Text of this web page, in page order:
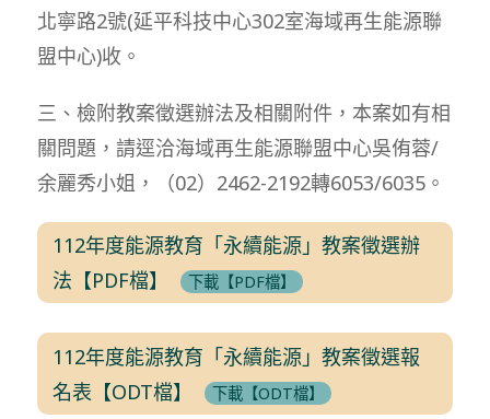
北寧路2號(延平科技中心302室海域再生能源聯
盟中心)收。
三、檢附教案徵選辦法及相關附件，本案如有相
關問題，請逕洽海域再生能源聯盟中心吳侑蓉/
余麗秀小姐，（02）2462-2192轉6053/6035。
112年度能源教育「永續能源」教案徵選辦
法【PDF檔】
下載【PDF檔】
112年度能源教育「永續能源」教案徵選報
名表【ODT檔】
下載【ODT檔】